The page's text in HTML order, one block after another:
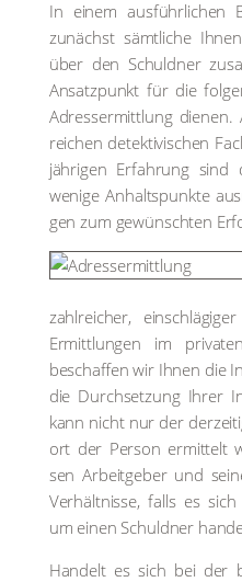
In einem aus­führ­li­chen
zunächst sämt­li­che
über den Schuld­ner
Ansatz­punkt für die
Adress­ermitt­lung
rei­chen detek­ti­vi­schen
jäh­ri­gen Erfah­rung sind
weni­ge Anhalts­punk­te
gen zum gewünsch­ten
zahl­rei­cher,
Ermitt­lun­gen im
beschaf­fen wir Ihnen die
die Durch­set­zung Ihrer
kann nicht nur der
ort der Per­son ermit­telt
sen Arbeit­ge­ber und
Ver­hält­nis­se, falls es
um einen Schuld­ner
Han­delt es sich bei der